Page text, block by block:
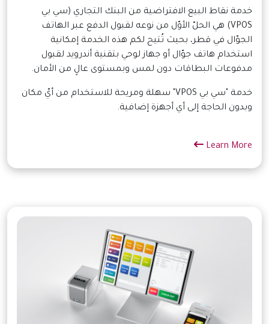
خدمة نقاط البيع الافتراضية من البنك التجاري (سي بي
VPOS) هي الحلّ الأوّل من نوعه لقبول الدفع عبر الهاتف
الجوّال في قطر، بحيث تُتيح لكم هذه الخدمة إمكانية
استخدام هاتف جوّال أو جهاز لوحي بتقنية أندرويد لقبول
مدفوعات البطاقات دون لمس وبمستوى عالٍ من الأمان.
خدمة "سي بي VPOS" سهلة ومريحة للاستخدام من أيّ مكان
وبدون الحاجة إلى أي أجهزة إضافية.
Learn More